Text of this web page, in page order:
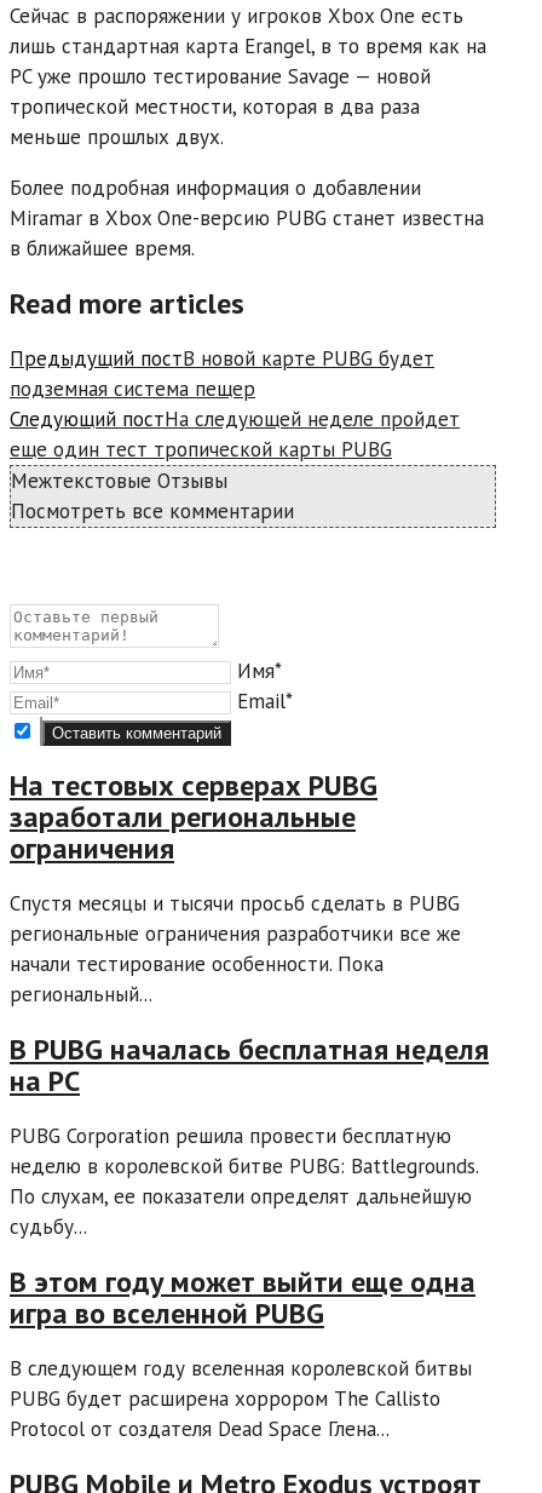
Сейчас в распоряжении у игроков Xbox One есть
лишь стандартная карта Erangel, в то время как на
PC уже прошло тестирование Savage — новой
тропической местности, которая в два раза
меньше прошлых двух.
Более подробная информация о добавлении
Miramar в Xbox One-версию PUBG станет известна
в ближайшее время.
Read more articles
Предыдущий постВ новой карте PUBG будет
подземная система пещер
Следующий постНа следующей неделе пройдет
еще один тест тропической карты PUBG
Межтекстовые Отзывы
Посмотреть все комментарии
Имя*
Email*
На тестовых серверах PUBG
заработали региональные
ограничения
Спустя месяцы и тысячи просьб сделать в PUBG
региональные ограничения разработчики все же
начали тестирование особенности. Пока
региональный...
В PUBG началась бесплатная неделя
на PC
PUBG Corporation решила провести бесплатную
неделю в королевской битве PUBG: Battlegrounds.
По слухам, ее показатели определят дальнейшую
судьбу...
В этом году может выйти еще одна
игра во вселенной PUBG
В следующем году вселенная королевской битвы
PUBG будет расширена хоррором The Callisto
Protocol от создателя Dead Space Глена...
PUBG Mobile и Metro Exodus устроят